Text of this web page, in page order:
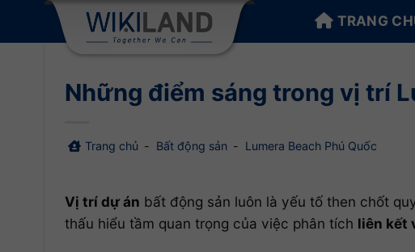
TRANG
Những điểm sáng trong vị trí
Trang chủ - Bất động sản - Lumera Beach Phú Quốc
Vị trí dự án bất động sản luôn là yếu tố then chốt
thấu hiểu tầm quan trọng của việc phân tích liên kết